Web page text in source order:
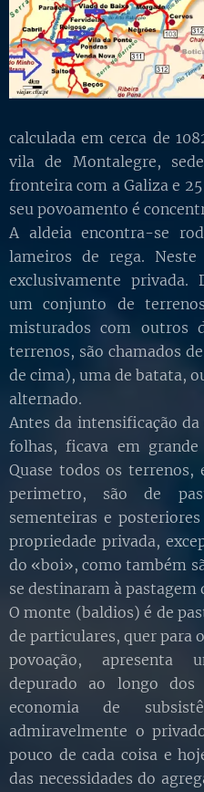
calculada em cerca de
vila de Montalegre,
fronteira com a Galiza e 25
seu povoamento é
A aldeia encontra-se
lameiros de rega.
exclusivamente privada.
um conjunto de
misturados com outros
terrenos, são chamados
de cima), uma de batata,
alternado.
Antes da intensificação
folhas, ficava em
Quase todos os terrenos,
perimetro, são de
sementeiras e
propriedade privada,
do «boi», como também
se destinaram à pastagem
O monte (baldios) é de
de particulares, quer para
povoação, apresenta
depurado ao longo dos
economia de
admiravelmente o
pouco de cada coisa e
das necessidades do